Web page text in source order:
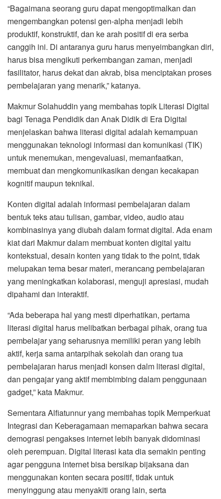
“Bagaimana seorang guru dapat mengoptimalkan dan
mengembangkan potensi gen-alpha menjadi lebih
produktif, konstruktif, dan ke arah positif di era serba
canggih ini. Di antaranya guru harus menyeimbangkan diri,
harus bisa mengikuti perkembangan zaman, menjadi
fasilitator, harus dekat dan akrab, bisa menciptakan proses
pembelajaran yang menarik,” katanya.
Makmur Solahuddin yang membahas topik Literasi Digital
bagi Tenaga Pendidik dan Anak Didik di Era Digital
menjelaskan bahwa literasi digital adalah kemampuan
menggunakan teknologi informasi dan komunikasi (TIK)
untuk menemukan, mengevaluasi, memanfaatkan,
membuat dan mengkomunikasikan dengan kecakapan
kognitif maupun teknikal.
Konten digital adalah informasi pembelajaran dalam
bentuk teks atau tulisan, gambar, video, audio atau
kombinasinya yang diubah dalam format digital. Ada enam
kiat dari Makmur dalam membuat konten digital yaitu
kontekstual, desain konten yang tidak to the point, tidak
melupakan tema besar materi, merancang pembelajaran
yang meningkatkan kolaborasi, menguji apresiasi, mudah
dipahami dan interaktif.
“Ada beberapa hal yang mesti diperhatikan, pertama
literasi digital harus melibatkan berbagai pihak, orang tua
pembelajar yang seharusnya memiliki peran yang lebih
aktif, kerja sama antarpihak sekolah dan orang tua
pembelajaran harus menjadi konsen dalm literasi digital,
dan pengajar yang aktif membimbing dalam penggunaan
gadget,” kata Makmur.
Sementara Alfiatunnur yang membahas topik Memperkuat
Integrasi dan Keberagamaan memaparkan bahwa secara
demograsi pengakses internet lebih banyak didominasi
oleh perempuan. Digital literasi kata dia semakin penting
agar pengguna internet bisa bersikap bijaksana dan
menggunakan konten secara positif, tidak untuk
menyinggung atau menyakiti orang lain, serta